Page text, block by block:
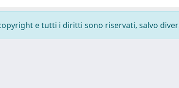
e tutti i diritti sono riservati, salvo